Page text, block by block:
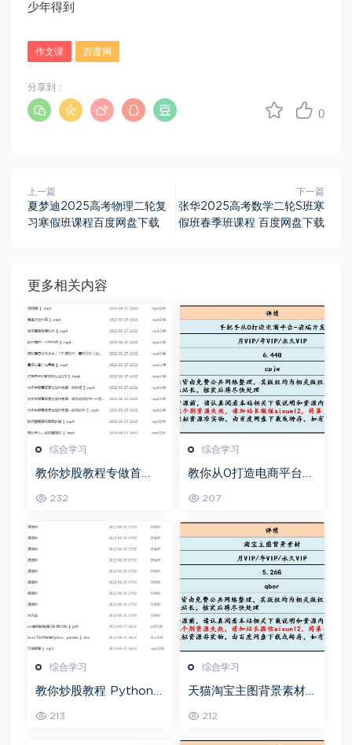
少年得到
作文课 百度网
0
分享到：
上一篇
夏梦迪2025高考物理二轮复
习寒假班课程百度网盘下载
下一篇
张华2025高考数学二轮S班寒
假班春季班课程 百度网盘下载
更多相关内容
综合学习
教你炒股教程专做首
232
综合学习
教你从0打造电商平台前
资源打包下载
207
综合学习
教你炒股教程 Python
网盘资源打包下载
213
综合学习
天猫淘宝主图背景素材
源打包下载
212